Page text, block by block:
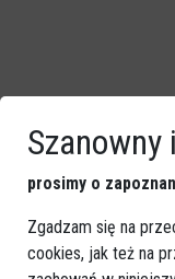
prosimy o
Zgadzam się na
cookies, jak też na